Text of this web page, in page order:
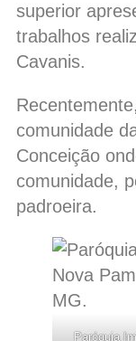
superior
trabalhos
Cavanis.
comunidade
Conceição
comunidade,
padroeira.
Paróquia